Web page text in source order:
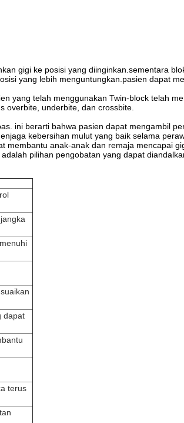
gigi ke posisi yang diinginkan.sementara
yang lebih menguntungkan.pasien dapat
yang telah menggunakan Twin-block telah
overbite, underbite, dan crossbite.
ini berarti bahwa pasien dapat mengambil
kebersihan mulut yang baik selama
anak-anak dan remaja mencapai
pilihan pengobatan yang dapat
dapat
terus